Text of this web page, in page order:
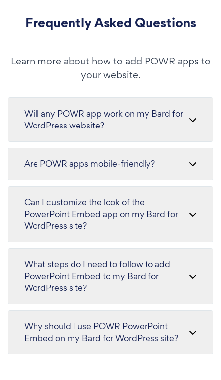
Frequently Asked Questions
Learn more about how to add POWR apps to
your website.
Will any POWR app work on my Bard for
WordPress website?
Are POWR apps mobile-friendly?
Can I customize the look of the
PowerPoint Embed app on my Bard for
WordPress site?
What steps do I need to follow to add
PowerPoint Embed to my Bard for
WordPress site?
Why should I use POWR PowerPoint
Embed on my Bard for WordPress site?